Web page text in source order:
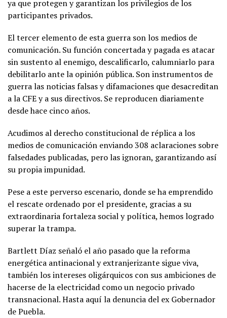
ya que protegen y garantizan los privilegios de los
participantes privados.
El tercer elemento de esta guerra son los medios de
comunicación. Su función concertada y pagada es atacar
sin sustento al enemigo, descalificarlo, calumniarlo para
debilitarlo ante la opinión pública. Son instrumentos de
guerra las noticias falsas y difamaciones que desacreditan
a la CFE y a sus directivos. Se reproducen diariamente
desde hace cinco años.
Acudimos al derecho constitucional de réplica a los
medios de comunicación enviando 308 aclaraciones sobre
falsedades publicadas, pero las ignoran, garantizando así
su propia impunidad.
Pese a este perverso escenario, donde se ha emprendido
el rescate ordenado por el presidente, gracias a su
extraordinaria fortaleza social y política, hemos logrado
superar la trampa.
Bartlett Díaz señaló el año pasado que la reforma
energética antinacional y extranjerizante sigue viva,
también los intereses oligárquicos con sus ambiciones de
hacerse de la electricidad como un negocio privado
transnacional. Hasta aquí la denuncia del ex Gobernador
de Puebla.